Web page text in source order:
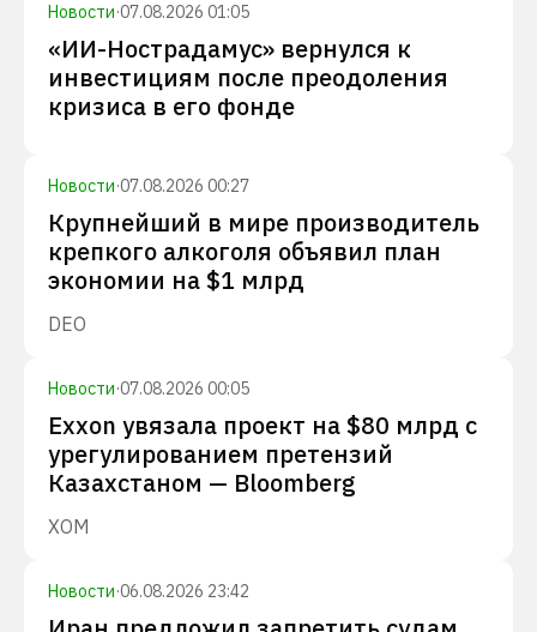
Новости·07.08.2026 01:05
«ИИ-Нострадамус» вернулся к
инвестициям после преодоления
кризиса в его фонде
Новости·07.08.2026 00:27
Крупнейший в мире производитель
крепкого алкоголя объявил план
экономии на $1 млрд
DEO
Новости·07.08.2026 00:05
Exxon увязала проект на $80 млрд с
урегулированием претензий
Казахстаном — Bloomberg
XOM
Новости·06.08.2026 23:42